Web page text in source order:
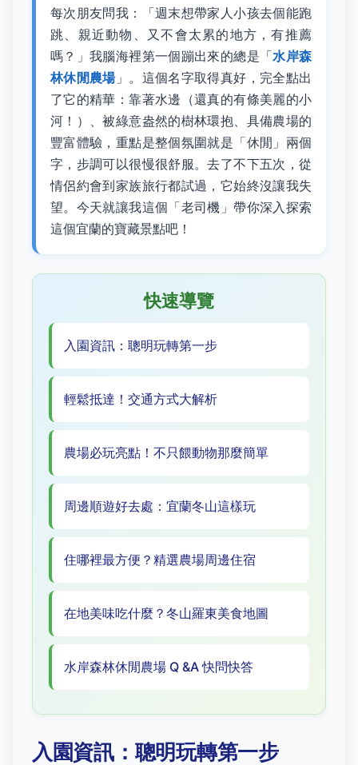
每次朋友問我：「週末想帶家人小孩去個能跑
跳、親近動物、又不會太累的地方，有推薦
嗎？」我腦海裡第一個蹦出來的總是「水岸森
林休閒農場」。這個名字取得真好，完全點出
了它的精華：靠著水邊（還真的有條美麗的小
河！）、被綠意盎然的樹林環抱、具備農場的
豐富體驗，重點是整個氛圍就是「休閒」兩個
字，步調可以很慢很舒服。去了不下五次，從
情侶約會到家族旅行都試過，它始終沒讓我失
望。今天就讓我這個「老司機」帶你深入探索
這個宜蘭的寶藏景點吧！
快速導覽
入園資訊：聰明玩轉第一步
輕鬆抵達！交通方式大解析
農場必玩亮點！不只餵動物那麼簡單
周邊順遊好去處：宜蘭冬山這樣玩
住哪裡最方便？精選農場周邊住宿
在地美味吃什麼？冬山羅東美食地圖
水岸森林休閒農場 Q &A 快問快答
入園資訊：聰明玩轉第一步